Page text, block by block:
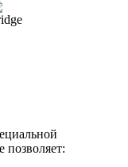
позволяет: